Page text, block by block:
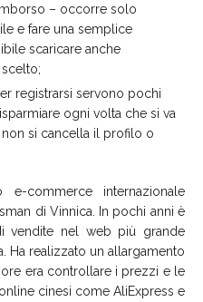
– occorre solo
e fare una semplice
scaricare anche
registrarsi servono pochi
ogni volta che si va
si cancella il profilo o
commerce internazionale
di Vinnica. In pochi anni è
vendite nel web più grande
Ha realizzato un allargamento
era controllare i prezzi e le
cinesi come AliExpress e